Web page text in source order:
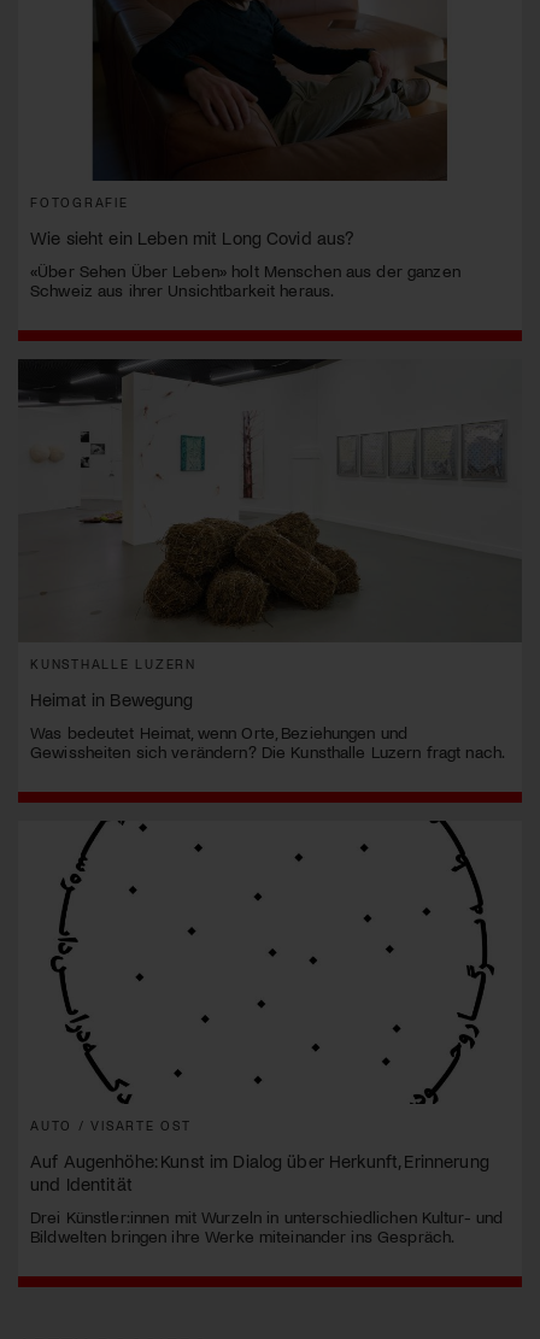
FOTOGRAFIE
Wie sieht ein Leben mit Long Covid aus?
«Über Sehen Über Leben» holt Menschen aus der ganzen
Schweiz aus ihrer Unsichtbarkeit heraus.
KUNSTHALLE LUZERN
Heimat in Bewegung
Was bedeutet Heimat, wenn Orte, Beziehungen und
Gewissheiten sich verändern? Die Kunsthalle Luzern fragt nach.
AUTO / VISARTE OST
Auf Augenhöhe: Kunst im Dialog über Herkunft, Erinnerung
und Identität
Drei Künstler:innen mit Wurzeln in unterschiedlichen Kultur- und
Bildwelten bringen ihre Werke miteinander ins Gespräch.